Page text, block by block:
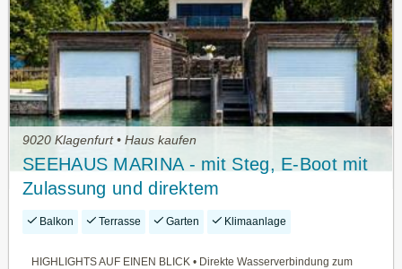
9020 Klagenfurt • Haus kaufen
SEEHAUS MARINA - mit Steg, E-Boot mit
Zulassung und direktem
Wörtherseezugang
Balkon Terrasse Garten Klimaanlage
HIGHLIGHTS AUF EINEN BLICK • Direkte Wasserverbindung zum